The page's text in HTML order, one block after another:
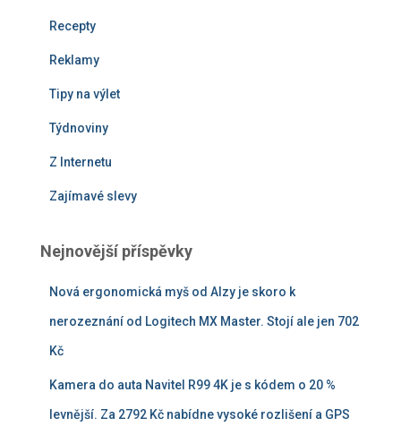
Recepty
Reklamy
Tipy na výlet
Týdnoviny
Z Internetu
Zajímavé slevy
Nejnovější příspěvky
Nová ergonomická myš od Alzy je skoro k
nerozeznání od Logitech MX Master. Stojí ale jen 702
Kč
Kamera do auta Navitel R99 4K je s kódem o 20 %
levnější. Za 2792 Kč nabídne vysoké rozlišení a GPS